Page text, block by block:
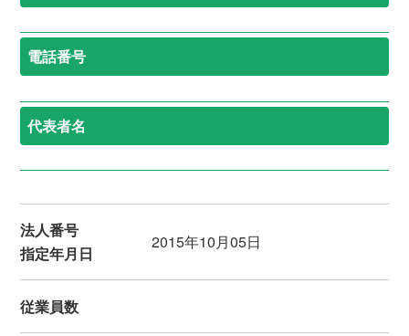
電話番号
代表者名
法人番号
指定年月日
2015年10月05日
従業員数